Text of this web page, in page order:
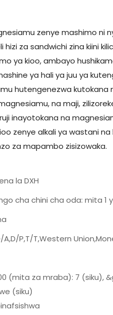
zenye mashimo ni
hizi za sandwichi zina kiini
ya kioo, ambayo
ya hali ya juu ya
hutengenezwa kutokana
na maji,
inayotokana na
zenye alkali ya wastani
za mapambo zisizowaka.
la DXH
cha chini cha oda: mita 1
A,D/P,T/T,Western
(mita za mraba): 7 (siku),
(siku)